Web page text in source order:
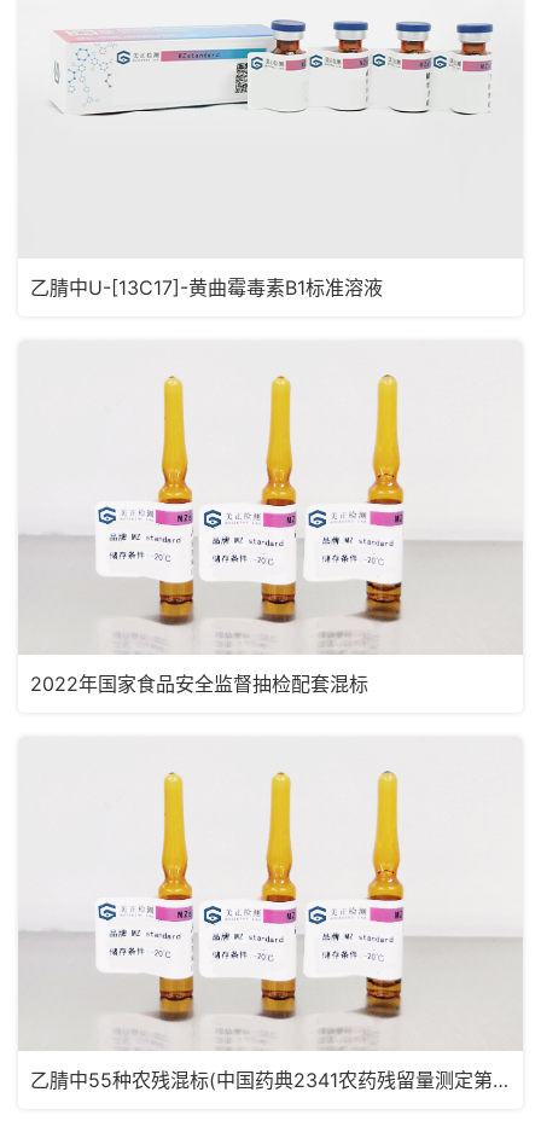
乙腈中U-[13C17]-黄曲霉毒素B1标准溶液
2022年国家食品安全监督抽检配套混标
乙腈中55种农残混标(中国药典2341农药残留量测定第五法，药典定量限浓度)